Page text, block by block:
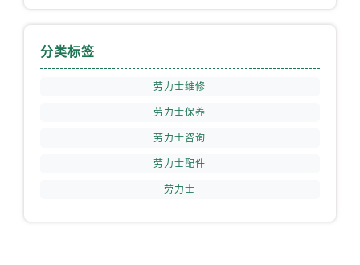
四川省广元市利州区老城南北街、东大街劳力士售后服务中心（需提前预约）
分类标签
劳力士维修
劳力士保养
劳力士咨询
劳力士配件
劳力士